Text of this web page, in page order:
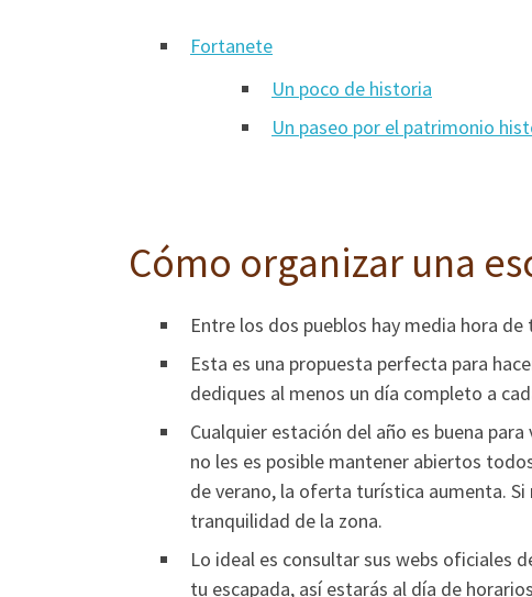
Fortanete
Un poco de historia
Un paseo por el patrimonio
Cómo organizar una
Entre los dos pueblos hay media hora
Esta es una propuesta perfecta para
dediques al menos un día completo a
Cualquier estación del año es buena
no les es posible mantener abiertos
de verano, la oferta turística aumenta.
tranquilidad de la zona.
Lo ideal es consultar sus webs oficiales
tu escapada, así estarás al día de